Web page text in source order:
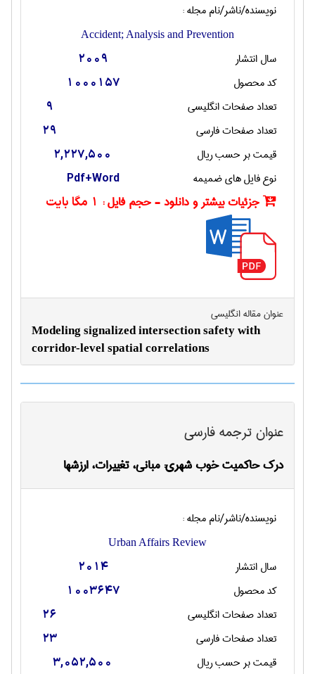
نویسنده/ناشر/نام مجله :
Accident; Analysis and Prevention
سال انتشار 2009
کد محصول 1000157
تعداد صفحات انگليسی 9
تعداد صفحات فارسی 29
قیمت بر حسب ریال 2,227,500
نوع فایل های ضمیمه Pdf+Word
جزئیات بیشتر و دانلود - حجم فایل : 1 مگا بایت
عنوان مقاله انگليسی
Modeling signalized intersection safety with
corridor-level spatial correlations
عنوان ترجمه فارسی
درک حاکمیت خوب شهری: مبانی، تغییرات، ارزشها
نویسنده/ناشر/نام مجله :
Urban Affairs Review
سال انتشار 2014
کد محصول 1003647
تعداد صفحات انگليسی 26
تعداد صفحات فارسی 23
قیمت بر حسب ریال 3,052,500